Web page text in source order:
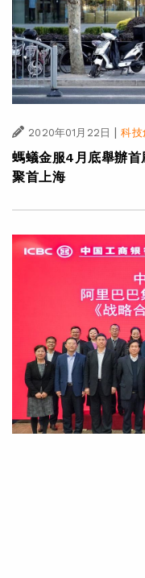
2020年01月22日 | 科技
螞蟻金服4月底舉辦
聚首上海